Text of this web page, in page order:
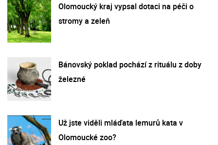
Olomoucký kraj vypsal dotaci na péči o
stromy a zeleň
Bánovský poklad pochází z rituálu z doby
železné
Už jste viděli mláďata lemurů kata v
Olomoucké zoo?